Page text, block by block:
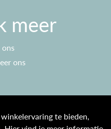
meer
ons
te bieden,